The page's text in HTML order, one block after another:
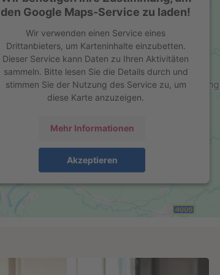
den Google Maps-Service zu laden!
Wir verwenden einen Service eines
Drittanbieters, um Karteninhalte einzubetten.
Dieser Service kann Daten zu Ihren Aktivitäten
sammeln. Bitte lesen Sie die Details durch und
stimmen Sie der Nutzung des Service zu, um
diese Karte anzuzeigen.
Mehr Informationen
Akzeptieren